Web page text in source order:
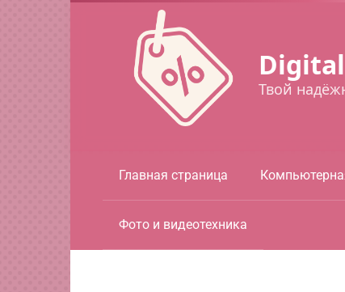
Твой
Главная страница
Фото и видеотехника